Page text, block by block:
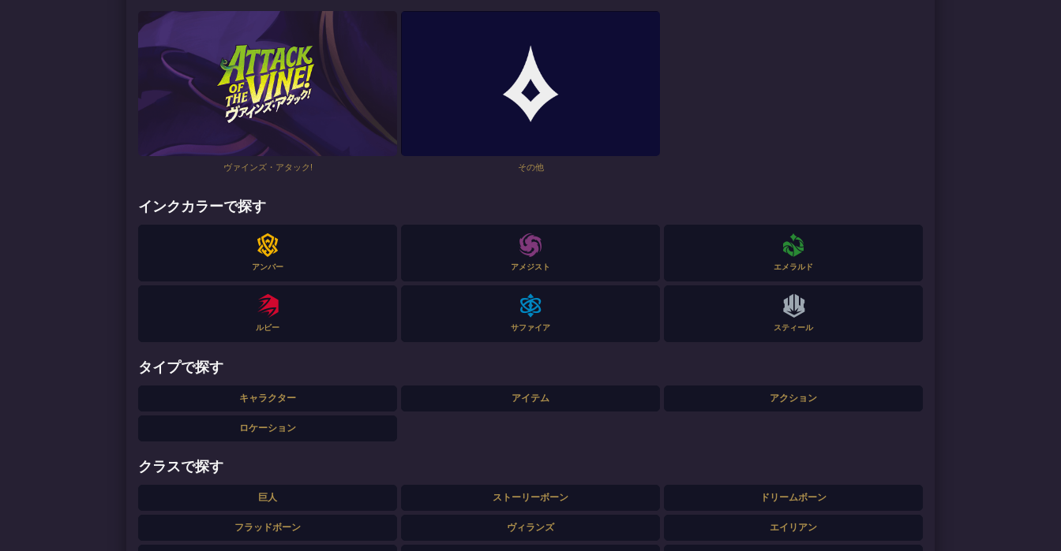
ヴァインズ・アタック! その他
インクカラーで探す
アンバー アメジスト エメラルド
ルビー サファイア スティール
タイプで探す
キャラクター アイテム アクション
ロケーション
クラスで探す
巨人 ストーリーボーン ドリームボーン
フラッドボーン ヴィランズ エイリアン